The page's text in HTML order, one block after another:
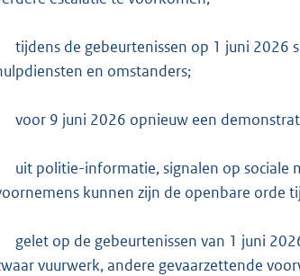
tijdens de gebeurtenissen op 1 juni 2026
en omstanders;
voor 9 juni 2026 opnieuw een
uit politie-informatie, signalen op sociale
kunnen zijn de openbare orde
gelet op de gebeurtenissen van 1 juni
vuurwerk, andere gevaarzettende